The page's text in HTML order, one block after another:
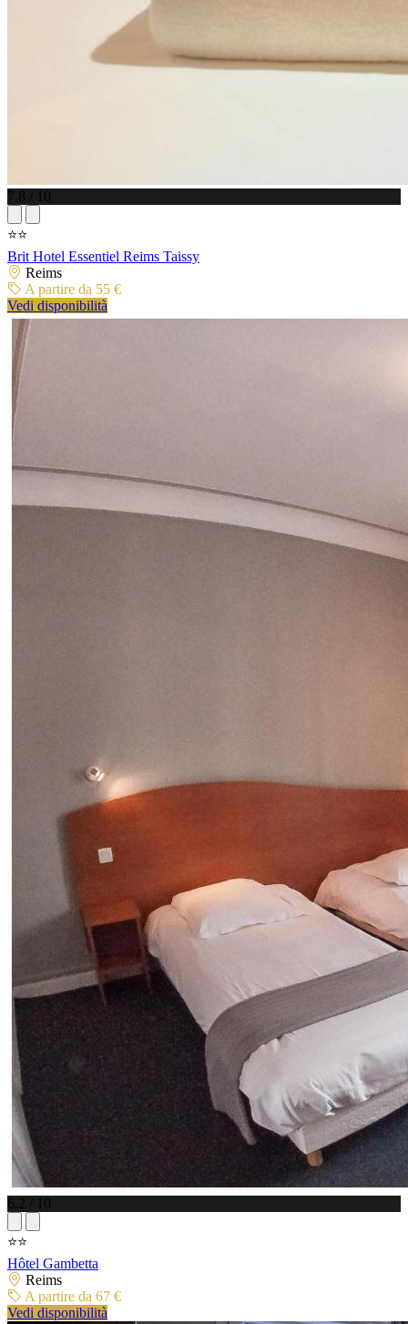
7.8 / 10
⭐⭐
Brit Hotel Essentiel Reims Taissy
Reims
A partire da 55 €
Vedi disponibilità
6.2 / 10
⭐⭐
Hôtel Gambetta
Reims
A partire da 67 €
Vedi disponibilità